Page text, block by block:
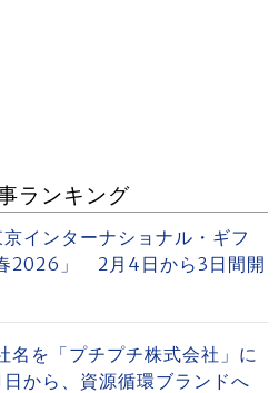
ランキング
京インターナショナル・ギフ
2026」 2月4日から3日間開
を「プチプチ株式会社」に
から、資源循環ブランドへ